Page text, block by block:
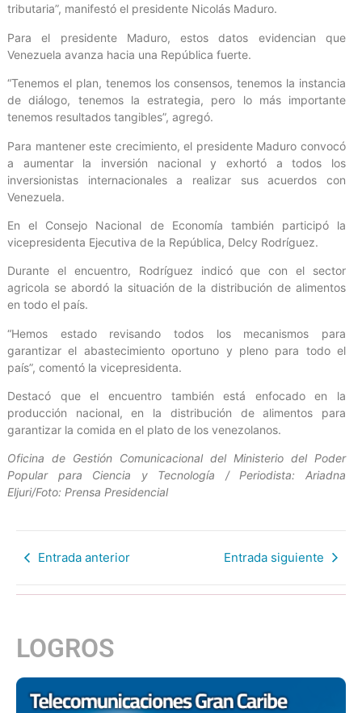
tributaria”, manifestó el presidente Nicolás Maduro.
Para el presidente Maduro, estos datos evidencian que
Venezuela avanza hacia una República fuerte.
“Tenemos el plan, tenemos los consensos, tenemos la instancia
de diálogo, tenemos la estrategia, pero lo más importante
tenemos resultados tangibles”, agregó.
Para mantener este crecimiento, el presidente Maduro convocó
a aumentar la inversión nacional y exhortó a todos los
inversionistas internacionales a realizar sus acuerdos con
Venezuela.
En el Consejo Nacional de Economía también participó la
vicepresidenta Ejecutiva de la República, Delcy Rodríguez.
Durante el encuentro, Rodríguez indicó que con el sector
agricola se abordó la situación de la distribución de alimentos
en todo el país.
“Hemos estado revisando todos los mecanismos para
garantizar el abastecimiento oportuno y pleno para todo el
país”, comentó la vicepresidenta.
Destacó que el encuentro también está enfocado en la
producción nacional, en la distribución de alimentos para
garantizar la comida en el plato de los venezolanos.
Oficina de Gestión Comunicacional del Ministerio del Poder
Popular para Ciencia y Tecnología / Periodista: Ariadna
Eljuri/Foto: Prensa Presidencial
Entrada anterior Entrada siguiente
LOGROS